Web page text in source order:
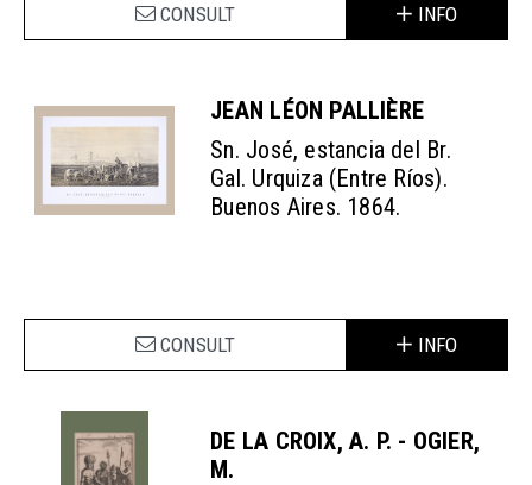
CONSULT INFO
JEAN LÉON PALLIÈRE
Sn. José, estancia del Br.
Gal. Urquiza (Entre Ríos).
Buenos Aires. 1864.
CONSULT INFO
DE LA CROIX, A. P. - OGIER,
M.